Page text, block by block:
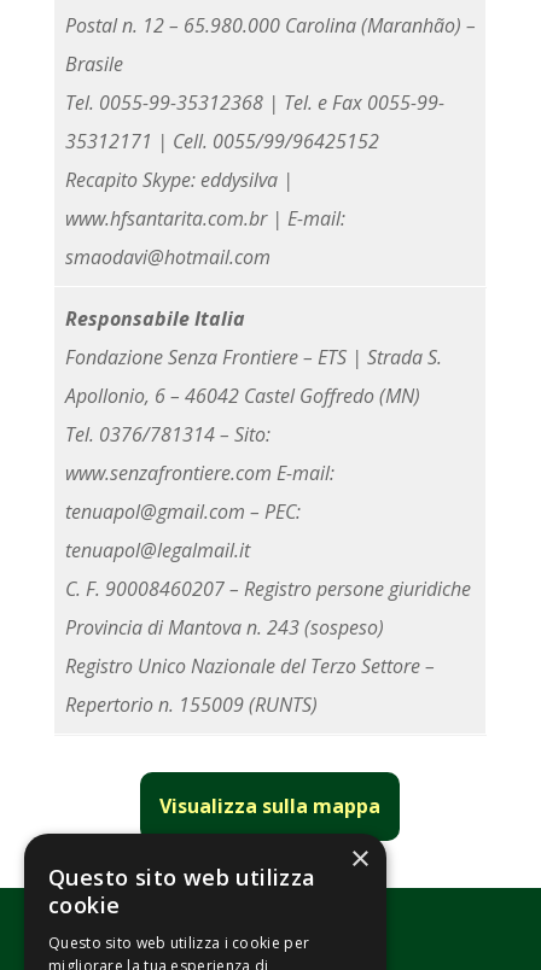
Postal n. 12 – 65.980.000 Carolina (Maranhão) –
Brasile
Tel. 0055-99-35312368 | Tel. e Fax 0055-99-
35312171 | Cell. 0055/99/96425152
Recapito Skype: eddysilva |
www.hfsantarita.com.br | E-mail:
smaodavi@hotmail.com
Responsabile Italia
Fondazione Senza Frontiere – ETS | Strada S.
Apollonio, 6 – 46042 Castel Goffredo (MN)
Tel. 0376/781314 – Sito:
www.senzafrontiere.com E-mail:
tenuapol@gmail.com – PEC:
tenuapol@legalmail.it
C. F. 90008460207 – Registro persone giuridiche
Provincia di Mantova n. 243 (sospeso)
Registro Unico Nazionale del Terzo Settore –
Repertorio n. 155009 (RUNTS)
Visualizza sulla mappa
×
Questo sito web utilizza
cookie
Questo sito web utilizza i cookie per
migliorare la tua esperienza di